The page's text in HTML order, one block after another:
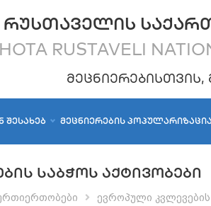
RUSTAVELI
ᲨᲔᲡᲐᲮᲔᲑ ᲛᲔᲪᲜᲘᲔᲠᲔᲑᲘᲡ ᲞᲝᲞᲣᲚᲐᲠᲘᲖᲐᲪᲘᲐ
ᲡᲐᲑᲭᲝᲡ ᲐᲥᲢᲘᲕᲝᲑᲔᲑᲘ
ევროპული კვლევების